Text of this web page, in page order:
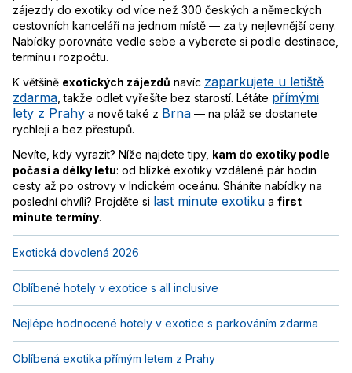
zájezdy do exotiky od více než 300 českých a německých
cestovních kanceláří na jednom místě — za ty nejlevnější ceny.
Nabídky porovnáte vedle sebe a vyberete si podle destinace,
termínu i rozpočtu.
K většině exotických zájezdů navíc zaparkujete u letiště
zdarma , takže odlet vyřešíte bez starostí. Létáte přímými
lety z Prahy a nově také z Brna — na pláž se dostanete
rychleji a bez přestupů.
Nevíte, kdy vyrazit? Níže najdete tipy, kam do exotiky podle
počasí a délky letu: od blízké exotiky vzdálené pár hodin
cesty až po ostrovy v Indickém oceánu. Sháníte nabídky na
poslední chvíli? Projděte si last minute exotiku a first
minute termíny.
Exotická dovolená 2026
Oblíbené hotely v exotice s all inclusive
Nejlépe hodnocené hotely v exotice s parkováním zdarma
Oblíbená exotika přímým letem z Prahy